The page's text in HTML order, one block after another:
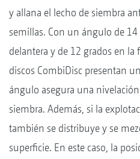
y allana el lecho de siembra
semillas. Con un ángulo de
delantera y de 12 grados en la
discos CombiDisc presentan
ángulo asegura una
siembra. Además, si la
también se distribuye y se
superficie. En este caso, la